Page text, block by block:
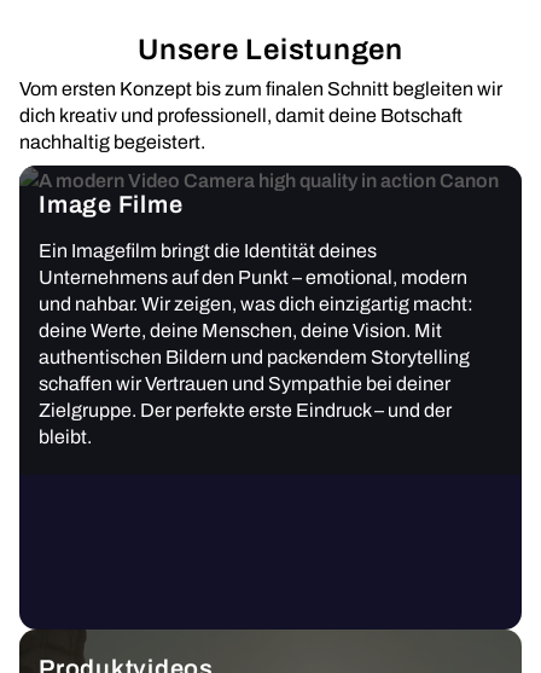
Unsere Leistungen
Vom ersten Konzept bis zum finalen Schnitt begleiten wir
dich kreativ und professionell, damit deine Botschaft
nachhaltig begeistert.
Image Filme
Ein Imagefilm bringt die Identität deines
Unternehmens auf den Punkt – emotional, modern
und nahbar. Wir zeigen, was dich einzigartig macht:
deine Werte, deine Menschen, deine Vision. Mit
authentischen Bildern und packendem Storytelling
schaffen wir Vertrauen und Sympathie bei deiner
Zielgruppe. Der perfekte erste Eindruck – und der
bleibt.